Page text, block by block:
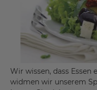
Wir wissen, dass Essen
widmen wir unserem